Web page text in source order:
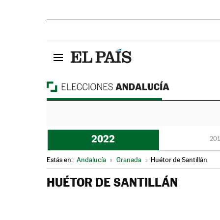
2022
Estás en: Andalucía » Granada » Huétor de Santillán
HUÉTOR DE SANTILLÁN